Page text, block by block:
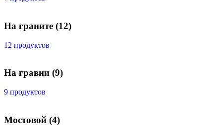
На граните (12)
12 продуктов
На гравии (9)
9 продуктов
Мостовой (4)